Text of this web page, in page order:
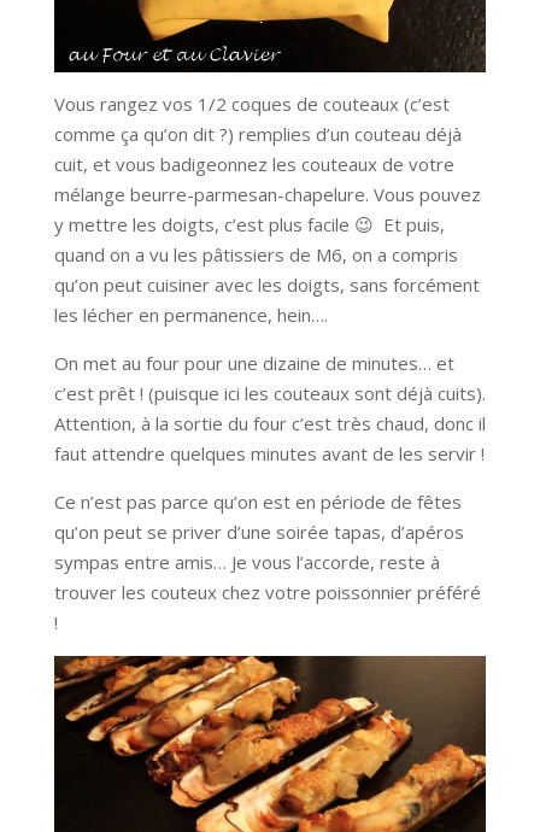
Vous rangez vos 1/2 coques de couteaux (c’est
comme ça qu’on dit ?) remplies d’un couteau déjà
cuit, et vous badigeonnez les couteaux de votre
mélange beurre-parmesan-chapelure. Vous pouvez
y mettre les doigts, c’est plus facile 😉 Et puis,
quand on a vu les pâtissiers de M6, on a compris
qu’on peut cuisiner avec les doigts, sans forcément
les lécher en permanence, hein….
On met au four pour une dizaine de minutes… et
c’est prêt ! (puisque ici les couteaux sont déjà cuits).
Attention, à la sortie du four c’est très chaud, donc il
faut attendre quelques minutes avant de les servir !
Ce n’est pas parce qu’on est en période de fêtes
qu’on peut se priver d’une soirée tapas, d’apéros
sympas entre amis… Je vous l’accorde, reste à
trouver les couteux chez votre poissonnier préféré
!